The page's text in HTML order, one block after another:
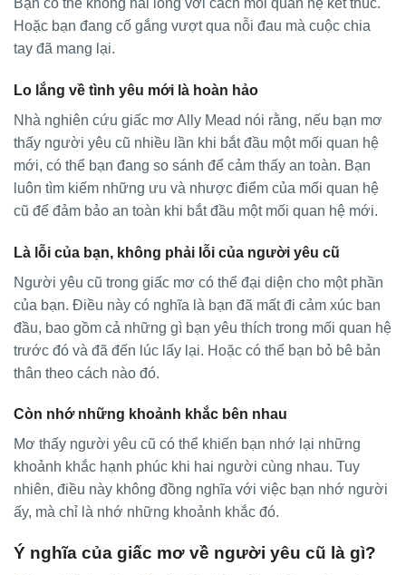
Bạn có thể không hài lòng với cách mối quan hệ kết thúc.
Hoặc bạn đang cố gắng vượt qua nỗi đau mà cuộc chia
tay đã mang lại.
Lo lắng về tình yêu mới là hoàn hảo
Nhà nghiên cứu giấc mơ Ally Mead nói rằng, nếu bạn mơ
thấy người yêu cũ nhiều lần khi bắt đầu một mối quan hệ
mới, có thể bạn đang so sánh để cảm thấy an toàn. Bạn
luôn tìm kiếm những ưu và nhược điểm của mối quan hệ
cũ để đảm bảo an toàn khi bắt đầu một mối quan hệ mới.
Là lỗi của bạn, không phải lỗi của người yêu cũ
Người yêu cũ trong giấc mơ có thể đại diện cho một phần
của bạn. Điều này có nghĩa là bạn đã mất đi cảm xúc ban
đầu, bao gồm cả những gì bạn yêu thích trong mối quan hệ
trước đó và đã đến lúc lấy lại. Hoặc có thể bạn bỏ bê bản
thân theo cách nào đó.
Còn nhớ những khoảnh khắc bên nhau
Mơ thấy người yêu cũ có thể khiến bạn nhớ lại những
khoảnh khắc hạnh phúc khi hai người cùng nhau. Tuy
nhiên, điều này không đồng nghĩa với việc bạn nhớ người
ấy, mà chỉ là nhớ những khoảnh khắc đó.
Ý nghĩa của giấc mơ về người yêu cũ là gì?